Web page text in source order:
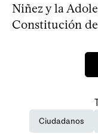
Niñez y la
Constitución
Ciudadanos